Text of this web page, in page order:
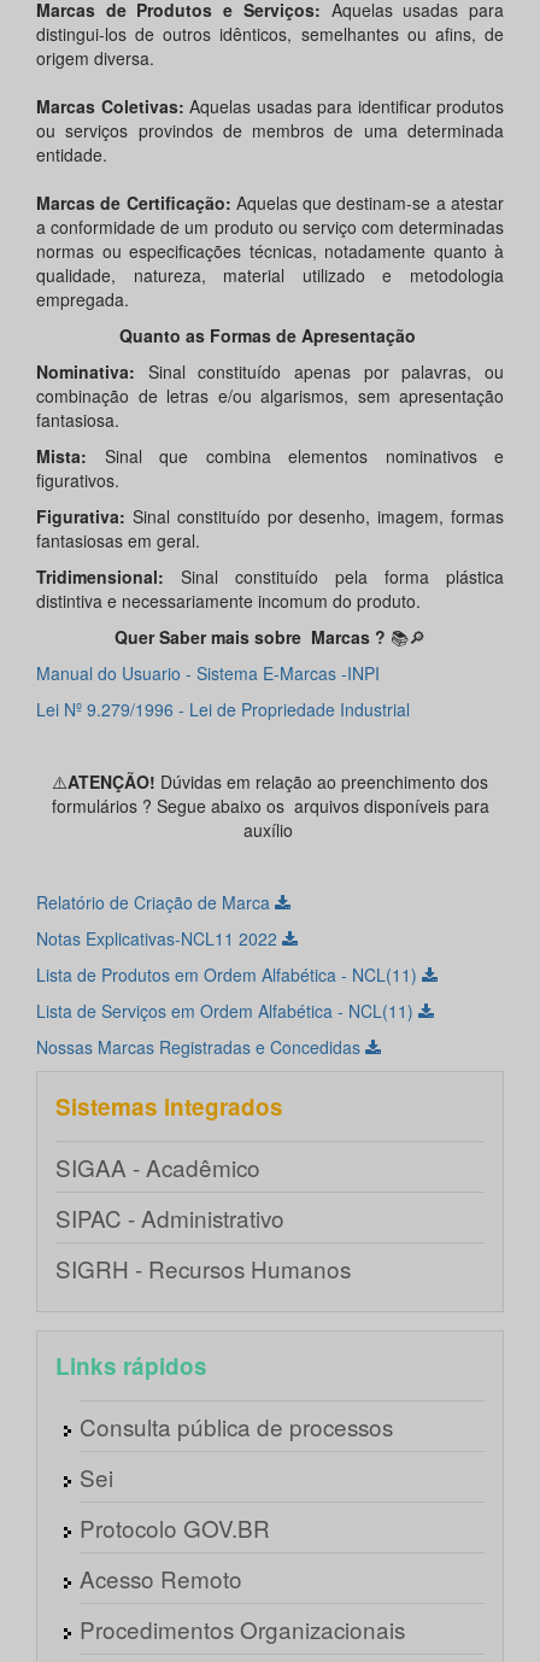
Marcas de Produtos e Serviços: Aquelas usadas para
distingui-los de outros idênticos, semelhantes ou afins, de
origem diversa.
Marcas Coletivas: Aquelas usadas para identificar produtos
ou serviços provindos de membros de uma determinada
entidade.
Marcas de Certificação: Aquelas que destinam-se a atestar
a conformidade de um produto ou serviço com determinadas
normas ou especificações técnicas, notadamente quanto à
qualidade, natureza, material utilizado e metodologia
empregada.
Quanto as Formas de Apresentação
Nominativa: Sinal constituído apenas por palavras, ou
combinação de letras e/ou algarismos, sem apresentação
fantasiosa.
Mista: Sinal que combina elementos nominativos e
figurativos.
Figurativa: Sinal constituído por desenho, imagem, formas
fantasiosas em geral.
Tridimensional: Sinal constituído pela forma plástica
distintiva e necessariamente incomum do produto.
Quer Saber mais sobre Marcas ? 📚🔎
Manual do Usuario - Sistema E-Marcas -INPI
Lei Nº 9.279/1996 - Lei de Propriedade Industrial
⚠️ATENÇÃO! Dúvidas em relação ao preenchimento dos
formulários ? Segue abaixo os arquivos disponíveis para
auxílio
Relatório de Criação de Marca
Notas Explicativas-NCL11 2022
Lista de Produtos em Ordem Alfabética - NCL(11)
Lista de Serviços em Ordem Alfabética - NCL(11)
Nossas Marcas Registradas e Concedidas
Sistemas integrados
SIGAA - Acadêmico
SIPAC - Administrativo
SIGRH - Recursos Humanos
Links rápidos
Consulta pública de processos
Sei
Protocolo GOV.BR
Acesso Remoto
Procedimentos Organizacionais